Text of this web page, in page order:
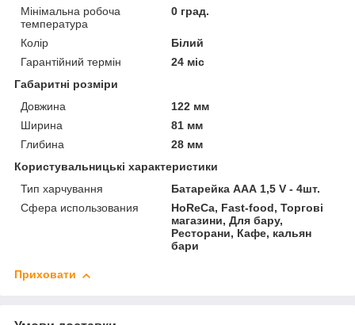
Мінімальна робоча
температура
0 град.
Колір
Білий
Гарантійний термін
24 міс
Габаритні розміри
Довжина
122 мм
Ширина
81 мм
Глибина
28 мм
Користувальницькі характеристики
Тип харчування
Батарейка ААА 1,5 V - 4шт.
Сфера использования
HoReCa, Fast-food, Торгові
магазини, Для бару,
Ресторани, Кафе, кальян
бари
Приховати